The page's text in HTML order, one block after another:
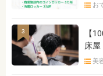
お
3
【
床
美